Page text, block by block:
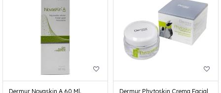
Dermur Novaskin A 60 Ml.
Dermur Phytoskin Crema Facial